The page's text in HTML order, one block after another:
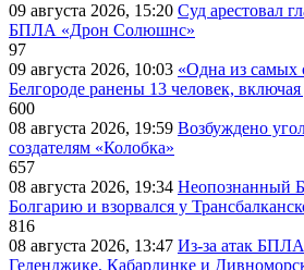
09 августа 2026, 15:20 Суд арестовал
БПЛА «Дрон Солюшнс»
97
09 августа 2026, 10:03 «Одна из самых
Белгороде ранены 13 человек, включая
600
08 августа 2026, 19:59 Возбуждено
создателям «Колобка»
657
08 августа 2026, 19:34 Неопознанный
Болгарию и взорвался у
816
08 августа 2026, 13:47 Из-за атак
Геленджике, Кабардинке и